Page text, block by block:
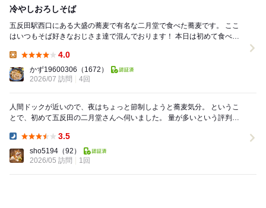
冷やしおろしそば
五反田駅西口にある大盛の蕎麦で有名な二月堂で食べた蕎麦です。 ここ
はいつもそば好きなおじさま達で混んでおります！ 本日は初めて食べる
4.0
かず19600306 （1672）
2026/07 訪問
4回
人間ドックが近いので、夜はちょっと節制しようと蕎麦気分。 というこ
とで、初めて五反田の二月堂さんへ伺いました。 量が多いという評判は
3.5
sho5194 （92）
2026/05 訪問
1回